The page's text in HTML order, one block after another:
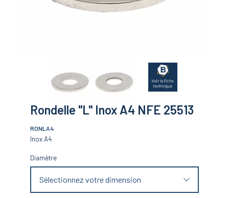
Rondelle "L" Inox A4 NFE 25513
RONLA4
Inox A4
Diamètre
Sélectionnez votre dimension